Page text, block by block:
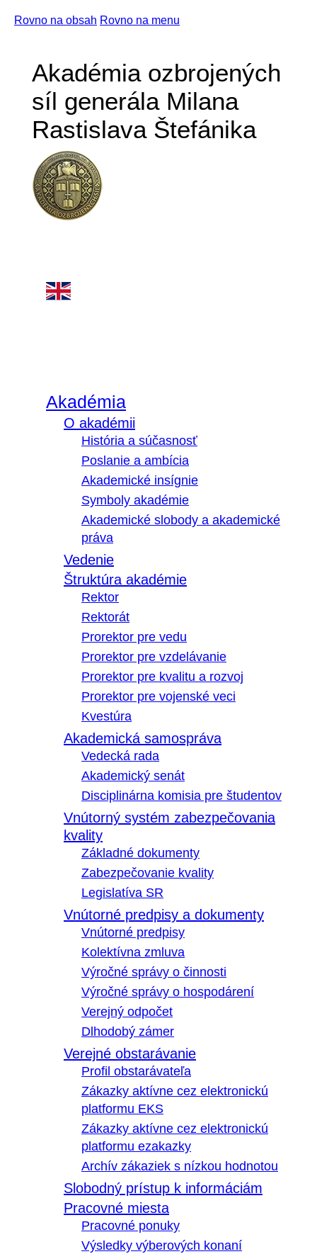
Rovno na obsah Rovno na menu
Akadémia ozbrojených
síl generála Milana
Rastislava Štefánika
Akadémia
O akadémii
História a súčasnosť
Poslanie a ambícia
Akademické insígnie
Symboly akadémie
Akademické slobody a akademické
práva
Vedenie
Štruktúra akadémie
Rektor
Rektorát
Prorektor pre vedu
Prorektor pre vzdelávanie
Prorektor pre kvalitu a rozvoj
Prorektor pre vojenské veci
Kvestúra
Akademická samospráva
Vedecká rada
Akademický senát
Disciplinárna komisia pre študentov
Vnútorný systém zabezpečovania
kvality
Základné dokumenty
Zabezpečovanie kvality
Legislatíva SR
Vnútorné predpisy a dokumenty
Vnútorné predpisy
Kolektívna zmluva
Výročné správy o činnosti
Výročné správy o hospodárení
Verejný odpočet
Dlhodobý zámer
Verejné obstarávanie
Profil obstarávateľa
Zákazky aktívne cez elektronickú
platformu EKS
Zákazky aktívne cez elektronickú
platformu ezakazky
Archív zákaziek s nízkou hodnotou
Slobodný prístup k informáciám
Pracovné miesta
Pracovné ponuky
Výsledky výberových konaní